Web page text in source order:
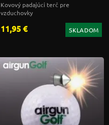
Kovový padajúci terč pre
vzduchovky
11,95 € SKLADOM